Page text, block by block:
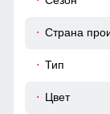
Страна
Тип
Цвет